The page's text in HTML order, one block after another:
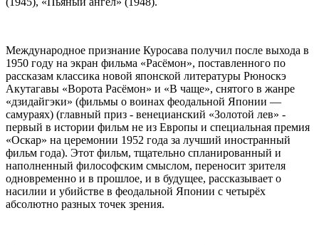
Международное признание Куросава получил после выхода в
1950 году на экран фильма «Расёмон», поставленного по
рассказам классика новой японской литературы Рюноскэ
Акутагавы «Ворота Расёмон» и «В чаще», снятого в жанре
«дзидайгэки» (фильмы о воинах феодальной Японии —
самураях) (главный приз - венецианский «Золотой лев» -
первый в истории фильм не из Европы и специальная премия
«Оскар» на церемонии 1952 года за лучший иностранный
фильм года). Этот фильм, тщательно спланированный и
наполненный философским смыслом, переносит зрителя
одновременно и в прошлое, и в будущее, рассказывает о
насилии и убийстве в феодальной Японии с четырёх
абсолютно разных точек зрения.